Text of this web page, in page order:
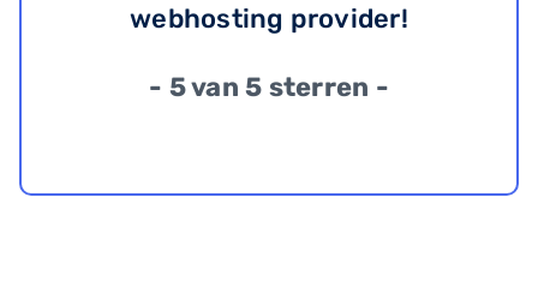
webhosting provider!
- 5 van 5 sterren -